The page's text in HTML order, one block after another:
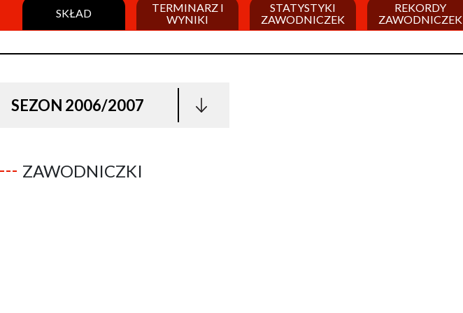
SKŁAD
TERMINARZ I
WYNIKI
STATYSTYKI
ZAWODNICZEK
REKORDY
ZAWODNICZEK
SEZON 2006/2007
ZAWODNICZKI